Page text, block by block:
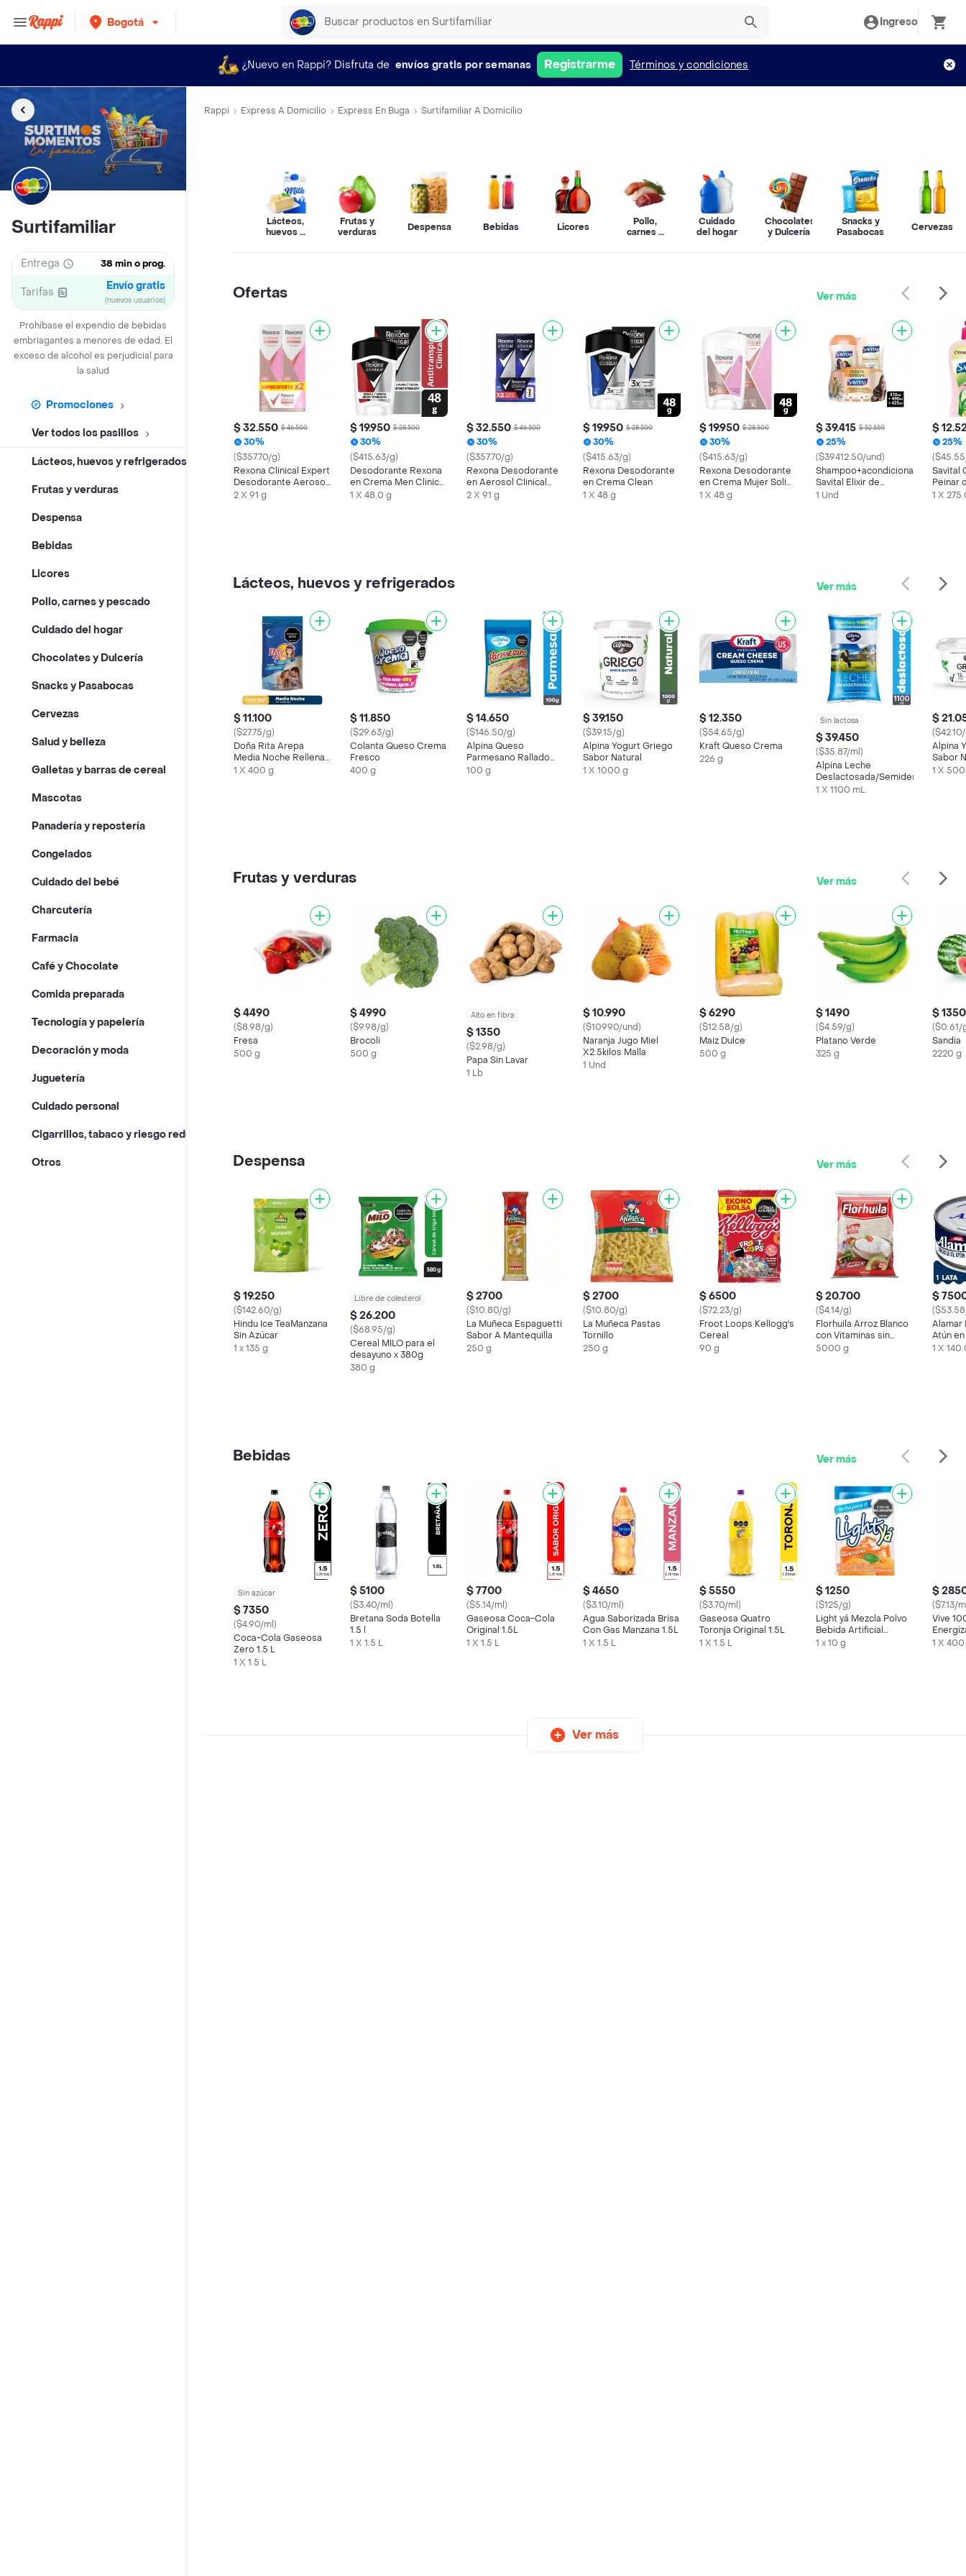
Bogotá Ingreso
¿Nuevo en Rappi? Disfruta de envíos gratis por semanas Registrarme Términos y condiciones
Surtifamiliar
Entrega 38 min o prog.
Tarifas Envío gratis
(nuevos usuarios)
Prohíbase el expendio de bebidas
embriagantes a menores de edad. El
exceso de alcohol es perjudicial para
la salud
Promociones
Ver todos los pasillos
Lácteos, huevos y refrigerados
Frutas y verduras
Despensa
Bebidas
Licores
Pollo, carnes y pescado
Cuidado del hogar
Chocolates y Dulcería
Snacks y Pasabocas
Cervezas
Salud y belleza
Galletas y barras de cereal
Mascotas
Panadería y repostería
Congelados
Cuidado del bebé
Charcutería
Farmacia
Café y Chocolate
Comida preparada
Tecnología y papelería
Decoración y moda
Juguetería
Cuidado personal
Cigarrillos, tabaco y riesgo reducido
Otros
Rappi Express A Domicilio Express En Buga Surtifamiliar A Domicilio
Lácteos,
huevos y
Frutas y
verduras
Despensa Bebidas Licores
Pollo,
carnes y
Cuidado
del hogar
Chocolates
y Dulcería
Snacks y
Pasabocas
Cervezas
Ofertas Ver más
$ 32.550 $ 46.500
30%
($357.70/g)
Rexona Clinical Expert
Desodorante Aerosol
Mujer 2 X 91G
2 X 91 g
$ 19.950 $ 28.500
30%
($415.63/g)
Desodorante Rexona
en Crema Men Clinical
Sport Strength
1 X 48.0 g
$ 32.550 $ 46.500
30%
($357.70/g)
Rexona Desodorante
en Aerosol Clinical
Expert para Hombre
2 X 91 g
$ 19.950 $ 28.500
30%
($415.63/g)
Rexona Desodorante
en Crema Clean
1 X 48 g
$ 19.950 $ 28.500
30%
($415.63/g)
Rexona Desodorante
en Crema Mujer Solid
Classic
1 X 48 g
$ 39.415 $ 52.550
25%
($39412.50/und)
Shampoo+acondicionador+tto
Savital Elixir de
Romero Kit
1 Und
$
25%
Savital
Peinar
1 X
Lácteos, huevos y refrigerados Ver más
$ 11.100
($27.75/g)
Doña Rita Arepa
Media Noche Rellena
de Queso Mozzarella
1 X 400 g
$ 11.850
($29.63/g)
Colanta Queso Crema
Fresco
400 g
$ 14.650
($146.50/g)
Alpina Queso
Parmesano Rallado
100 g
100 g
$ 39.150
($39.15/g)
Alpina Yogurt Griego
Sabor Natural
1 X 1000 g
$ 12.350
($54.65/g)
Kraft Queso Crema
226 g
Sin lactosa
$ 39.450
($35.87/ml)
Alpina Leche
Deslactosada/Semidescremada
1 X 1100 mL
$
Alpina
Sabor
1 X
Frutas y verduras Ver más
$ 4490
($8.98/g)
Fresa
500 g
$ 4990
($9.98/g)
Brocoli
500 g
Alto en fibra
$ 1350
($2.98/g)
Papa Sin Lavar
1 Lb
$ 10.990
($10990/und)
Naranja Jugo Miel
X2.5kilos Malla
1 Und
$ 6290
($12.58/g)
Maiz Dulce
500 g
$ 1490
($4.59/g)
Platano Verde
325 g
$ 1350
($0.61/
Sandia
2220 g
Despensa Ver más
$ 19.250
($142.60/g)
Hindu Ice TeaManzana
Sin Azúcar
1 x 135 g
Libre de colesterol
$ 26.200
($68.95/g)
Cereal MILO para el
desayuno x 380g
380 g
$ 2700
($10.80/g)
La Muñeca Espaguetti
Sabor A Mantequilla
250 g
$ 2700
($10.80/g)
La Muñeca Pastas
Tornillo
250 g
$ 6500
($72.23/g)
Froot Loops Kellogg's
Cereal
90 g
$ 20.700
($4.14/g)
Florhuila Arroz Blanco
con Vitaminas sin
Gluten
5000 g
$
Alamar
Atún
1 X
Bebidas Ver más
Sin azúcar
$ 7350
($4.90/ml)
Coca-Cola Gaseosa
Zero 1.5 L
1 X 1.5 L
$ 5100
($3.40/ml)
Bretana Soda Botella
1.5 l
1 X 1.5 L
$ 7700
($5.14/ml)
Gaseosa Coca-Cola
Original 1.5L
1 X 1.5 L
$ 4650
($3.10/ml)
Agua Saborizada Brisa
Con Gas Manzana 1.5L
1 X 1.5 L
$ 5550
($3.70/ml)
Gaseosa Quatro
Toronja Original 1.5L
1 X 1.5 L
$ 1250
($125/g)
Light yá Mezcla Polvo
Bebida Artificial
Mandar
1 x 10 g
$
($7.13/
Vive
Sabor
1 X
Ver más